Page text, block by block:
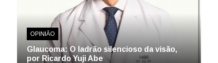
OPINIÃO
Glaucoma: O ladrão silencioso da visão,
por Ricardo Yuji Abe